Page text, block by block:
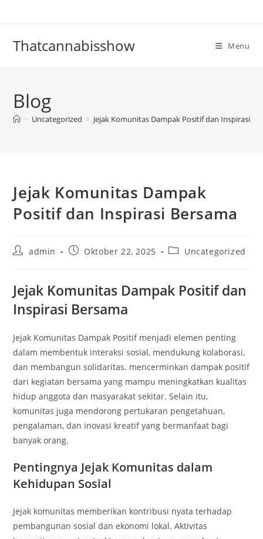
Thatcannabisshow Menu
Blog
> Uncategorized > Jejak Komunitas Dampak Positif dan Inspirasi
Jejak Komunitas Dampak
Positif dan Inspirasi Bersama
Postadmin
PostOktober 22, 2025
PostUncategorized
Jejak Komunitas Dampak Positif dan
Inspirasi Bersama
Jejak Komunitas Dampak Positif menjadi elemen penting
dalam membentuk interaksi sosial, mendukung kolaborasi,
dan membangun solidaritas. mencerminkan dampak positif
dari kegiatan bersama yang mampu meningkatkan kualitas
hidup anggota dan masyarakat sekitar. Selain itu,
komunitas juga mendorong pertukaran pengetahuan,
pengalaman, dan inovasi kreatif yang bermanfaat bagi
banyak orang.
Pentingnya Jejak Komunitas dalam
Kehidupan Sosial
Jejak komunitas memberikan kontribusi nyata terhadap
pembangunan sosial dan ekonomi lokal. Aktivitas